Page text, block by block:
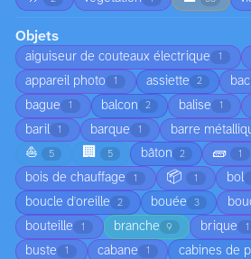
Objets
aiguiseur de couteaux électrique 1
appareil photo 1 assiette 2 bac
bague 1 balcon 2 balise 1
baril 1 barque 1 barre
⛵ 5 🏢 5 bâton 2 🧱 1
bois de chauffage 1 📦 1 bol
boucle d'oreille 2 bouée 3
bouteille 1 branche 9 brique 1
buste 1 cabane 1 cabines de